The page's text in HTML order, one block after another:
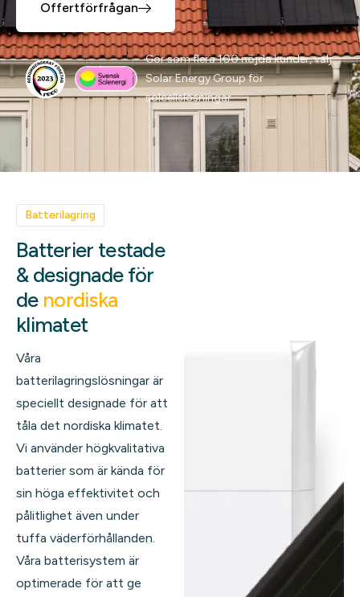
Offertförfrågan
Gör som flera 100 nöjda kunder, välj
Solar Energy Group för
solcellslösningar
Batterilagring
Batterier testade
& designade för
de nordiska
klimatet
Våra
batterilagringslösningar är
speciellt designade för att
tåla det nordiska klimatet.
Vi använder högkvalitativa
batterier som är kända för
sin höga effektivitet och
pålitlighet även under
tuffa väderförhållanden.
Våra batterisystem är
optimerade för att ge